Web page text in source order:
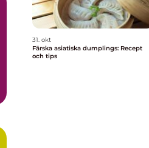
31. okt
Färska asiatiska dumplings: Recept
och tips